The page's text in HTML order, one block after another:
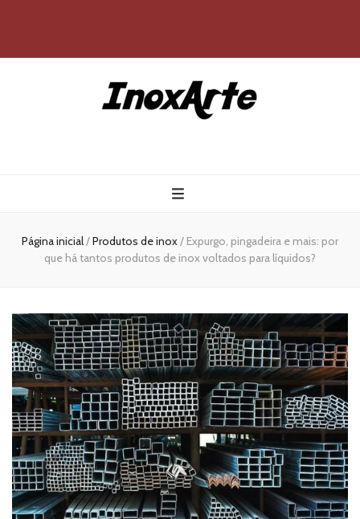
Página inicial/Produtos de inox/ Expurgo, pingadeira e mais: por
que há tantos produtos de inox voltados para líquidos?